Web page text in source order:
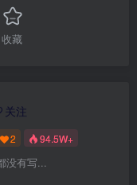
收藏
关注
2 94.5W+
没有写...